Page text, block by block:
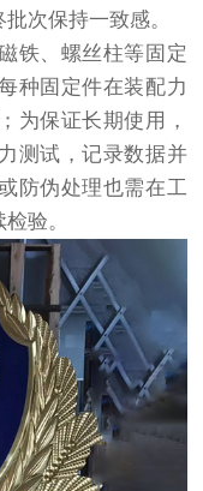
次保持一致感。
铁、螺丝柱等固定
种固定件在装配力
为保证长期使用，
测试，记录数据并
防伪处理也需在工
验。